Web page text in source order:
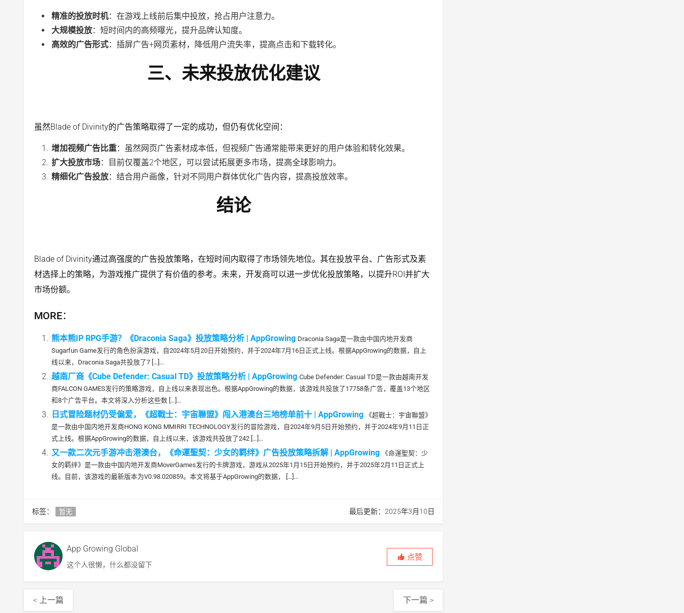
精准的投放时机：在游戏上线前后集中投放，抢占用户注意力。
大规模投放：短时间内的高频曝光，提升品牌认知度。
高效的广告形式：插屏广告+网页素材，降低用户流失率，提高点击和下载转化。
三、未来投放优化建议
虽然Blade of Divinity的广告策略取得了一定的成功，但仍有优化空间：
增加视频广告比重：虽然网页广告素材成本低，但视频广告通常能带来更好的用户体验和转化效果。
扩大投放市场：目前仅覆盖2个地区，可以尝试拓展更多市场，提高全球影响力。
精细化广告投放：结合用户画像，针对不同用户群体优化广告内容，提高投放效率。
结论
Blade of Divinity通过高强度的广告投放策略，在短时间内取得了市场领先地位。其在投放平台、广告形式及素
材选择上的策略，为游戏推广提供了有价值的参考。未来，开发商可以进一步优化投放策略，以提升ROI并扩大
市场份额。
MORE：
熊本熊IP RPG手游？《Draconia Saga》投放策略分析 | AppGrowing Draconia Saga是一款由中国内地开发商
Sugarfun Game发行的角色扮演游戏，自2024年5月20日开始预约，并于2024年7月16日正式上线。根据AppGrowing的数据，自上
线以来，Draconia Saga共投放了7 […]...
越南厂商《Cube Defender: Casual TD》投放策略分析 | AppGrowing Cube Defender: Casual TD是一款由越南开发
商FALCON GAMES发行的策略游戏，自上线以来表现出色。根据AppGrowing的数据，该游戏共投放了17758条广告，覆盖13个地区
和8个广告平台。本文将深入分析这些数 […]...
日式冒险题材仍受偏爱，《超戰士：宇宙聯盟》闯入港澳台三地榜单前十 | AppGrowing
《超戰士：宇宙聯盟》
是一款由中国内地开发商HONG KONG MMIRRI TECHNOLOGY发行的冒险游戏，自2024年9月5日开始预约，并于2024年9月11日正
式上线。根据AppGrowing的数据，自上线以来，该游戏共投放了242 […]...
又一款二次元手游冲击港澳台，《命運聖契：少女的羁绊》广告投放策略拆解 | AppGrowing
《命運聖契：少
女的羁绊》是一款由中国内地开发商MoverGames发行的卡牌游戏，游戏从2025年1月15日开始预约，并于2025年2月11日正式上
线。目前，该游戏的最新版本为V0.98.020859。本文将基于AppGrowing的数据， […]...
标签： 暂无 最后更新：2025年3月10日
App Growing Global
这个人很懒，什么都没留下
点赞
< 上一篇 下一篇 >